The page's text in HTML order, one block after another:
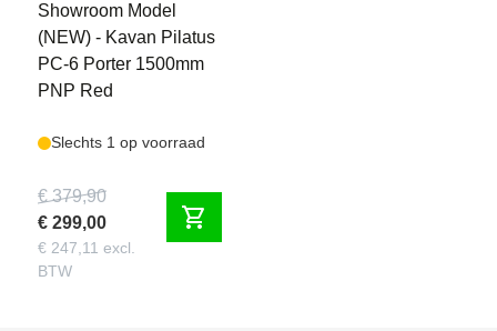
Showroom Model
(NEW) - Kavan Pilatus
PC-6 Porter 1500mm
PNP Red
Slechts 1 op voorraad
€ 379,90
€ 299,00
€ 247,11 excl.
BTW
shopping_cart